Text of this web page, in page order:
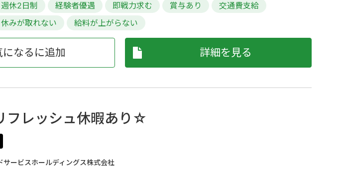
週休2日制 経験者優遇 即戦力求む 賞与あり
交通費支給
休みが取れない 給料が上がらない
になるに追加 詳細を見る
フレッシュ休暇あり☆
サービスホールディングス株式会社